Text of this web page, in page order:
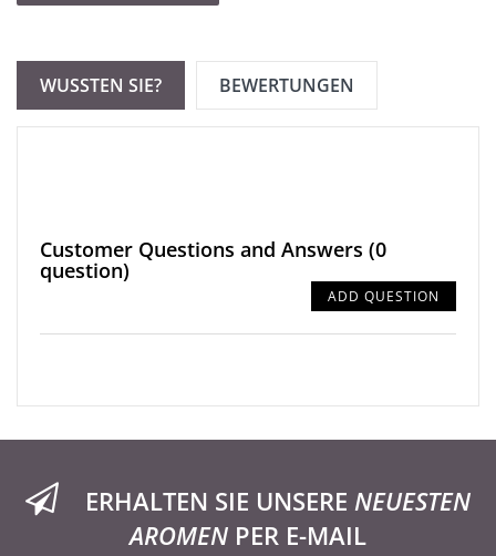
WUSSTEN SIE? BEWERTUNGEN
Customer Questions and Answers (0
question)
ADD QUESTION
ERHALTEN SIE UNSERE NEUESTEN
AROMEN PER E-MAIL